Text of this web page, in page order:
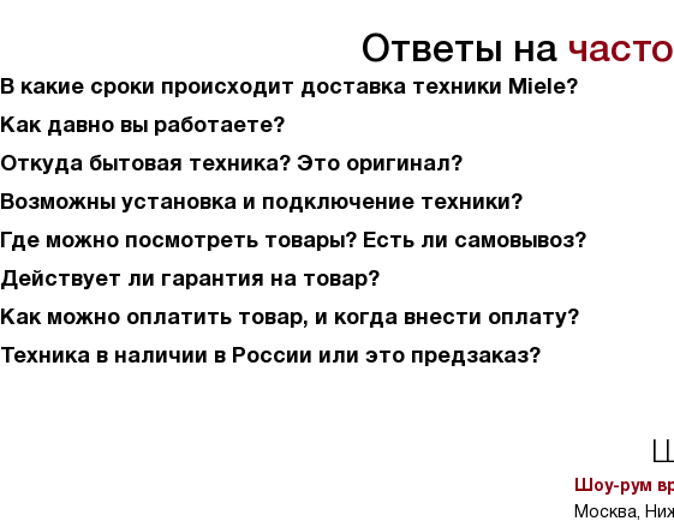
Ответы на
В какие сроки происходит доставка техники Miele?
Как давно вы работаете?
Откуда бытовая техника? Это оригинал?
Возможны установка и подключение техники?
Где можно посмотреть товары? Есть ли самовывоз?
Действует ли гарантия на товар?
Как можно оплатить товар, и когда внести оплату?
Техника в наличии в России или это предзаказ?
Шоу-рум
Москва,